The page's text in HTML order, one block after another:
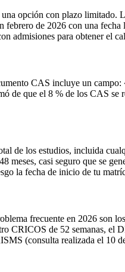
opción con plazo limitado.
de 2026 con una
admisiones para obtener el
CAS incluye un campo:
que el 8 % de los CAS se
de los estudios, incluida
meses, casi seguro que se
la fecha de inicio de tu
frecuente en 2026 son
CRICOS de 52 semanas, el
(consulta realizada el 10